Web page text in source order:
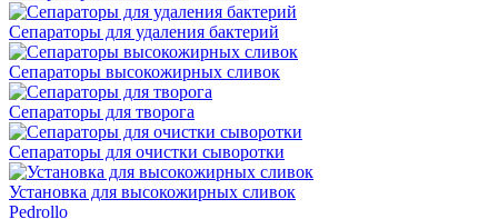
Сепараторы для удаления бактерий
Сепараторы высокожирных сливок
Сепараторы для творога
Сепараторы для очистки сыворотки
Установка для высокожирных сливок
Pedrollo